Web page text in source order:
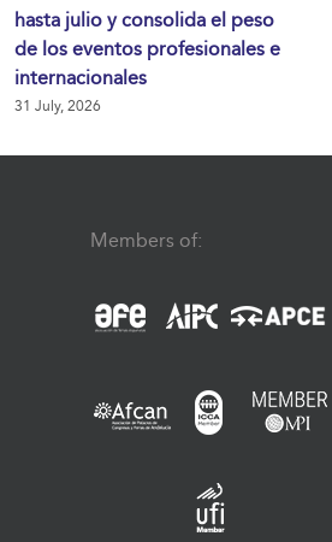
hasta julio y consolida el peso
de los eventos profesionales e
internacionales
31 July, 2026
Members of: